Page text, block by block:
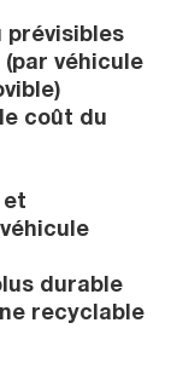
prévisibles
véhicule
coût du
et
durable
recyclable